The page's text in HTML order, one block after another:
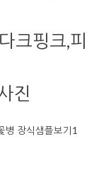
크핑크,피
진